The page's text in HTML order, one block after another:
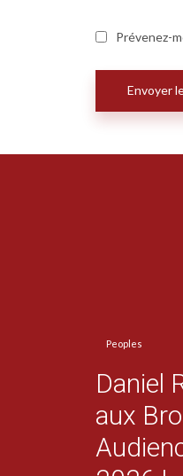
Prévenez-
Peoples
Daniel
aux